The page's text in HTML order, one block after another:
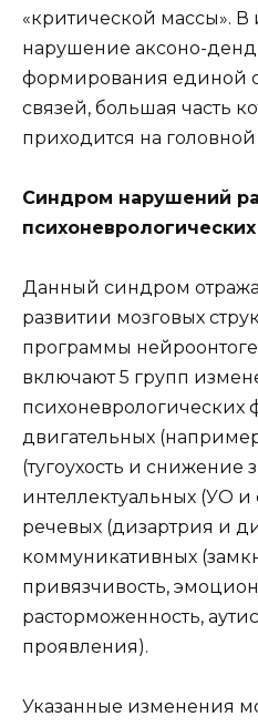
«критической массы». В
нарушение аксоно-
формирования единой
связей, большая часть
приходится на
Синдром нарушений
Данный синдром
развитии мозговых
программы
включают 5 групп
психоневрологических
двигательных
(тугоухость и снижение
интеллектуальных (УО
речевых (дизартрия и
коммуникативных
привязчивость,
расторможенность,
проявления).
Указанные изменения